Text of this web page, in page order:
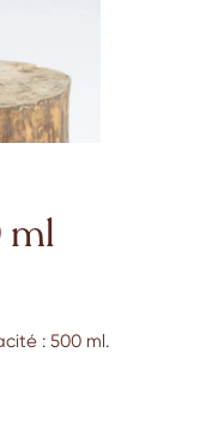
ml
: 500 ml.